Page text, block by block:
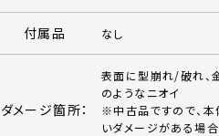
付属品 なし
ダメージ箇所：
表面に型崩れ/破れ、
のようなニオイ
※中古品ですので、
いダメージがある場